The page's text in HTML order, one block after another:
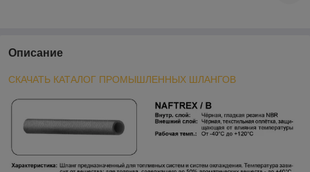
Описание
СКАЧАТЬ КАТАЛОГ ПРОМЫШЛЕННЫХ ШЛАНГОВ